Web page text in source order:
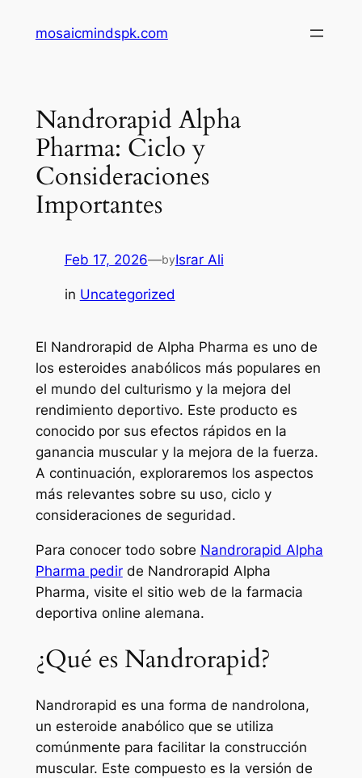
mosaicmindspk.com
Nandrorapid Alpha
Pharma: Ciclo y
Consideraciones
Importantes
Feb 17, 2026—byIsrar Ali
in Uncategorized
El Nandrorapid de Alpha Pharma es uno de
los esteroides anabólicos más populares en
el mundo del culturismo y la mejora del
rendimiento deportivo. Este producto es
conocido por sus efectos rápidos en la
ganancia muscular y la mejora de la fuerza.
A continuación, exploraremos los aspectos
más relevantes sobre su uso, ciclo y
consideraciones de seguridad.
Para conocer todo sobre Nandrorapid Alpha
Pharma pedirde Nandrorapid Alpha
Pharma, visite el sitio web de la farmacia
deportiva online alemana.
¿Qué es Nandrorapid?
Nandrorapid es una forma de nandrolona,
un esteroide anabólico que se utiliza
comúnmente para facilitar la construcción
muscular. Este compuesto es la versión de